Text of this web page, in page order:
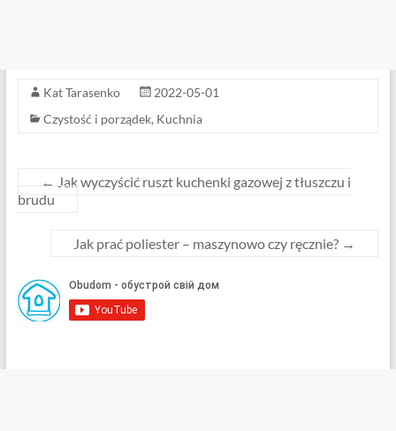
Kat Tarasenko
2022-05-01
Czystość i porządek, Kuchnia
← Jak wyczyścić ruszt kuchenki gazowej z tłuszczu i
brudu
Jak prać poliester – maszynowo czy ręcznie? →